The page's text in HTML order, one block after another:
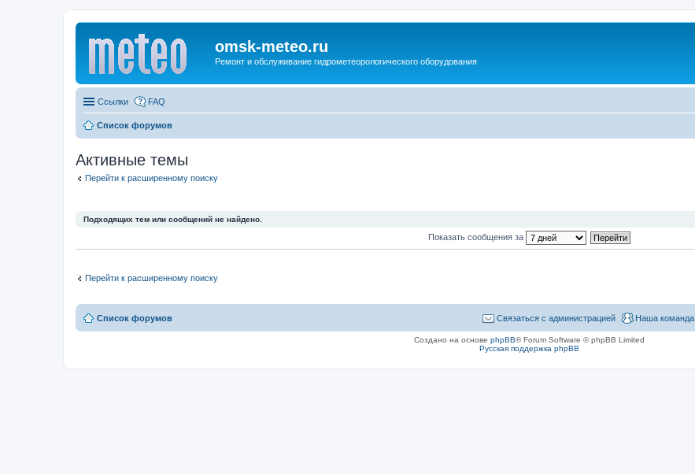
omsk-meteo.ru
Ремонт и обслуживание гидрометеорологического оборудования
Ссылки FAQ
Список форумов
Активные темы
Перейти к расширенному поиску
Подходящих тем или сообщений не найдено.
Показать сообщения за
Перейти к расширенному поиску
Список форумов Наша команда
Связаться с администрацией
Создано на основе phpBB® Forum Software © phpBB Limited
Русская поддержка phpBB